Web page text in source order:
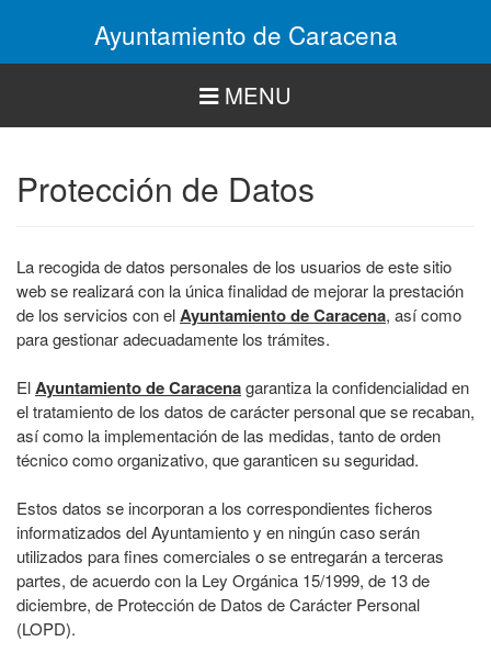
Ayuntamiento de Caracena
MENU
Protección de Datos
La recogida de datos personales de los usuarios de este sitio
web se realizará con la única finalidad de mejorar la prestación
de los servicios con elAyuntamiento de Caracena, así como
para gestionar adecuadamente los trámites.
ElAyuntamiento de Caracenagarantiza la confidencialidad en
el tratamiento de los datos de carácter personal que se recaban,
así como la implementación de las medidas, tanto de orden
técnico como organizativo, que garanticen su seguridad.
Estos datos se incorporan a los correspondientes ficheros
informatizados del Ayuntamiento y en ningún caso serán
utilizados para fines comerciales o se entregarán a terceras
partes, de acuerdo con la Ley Orgánica 15/1999, de 13 de
diciembre, de Protección de Datos de Carácter Personal
(LOPD).